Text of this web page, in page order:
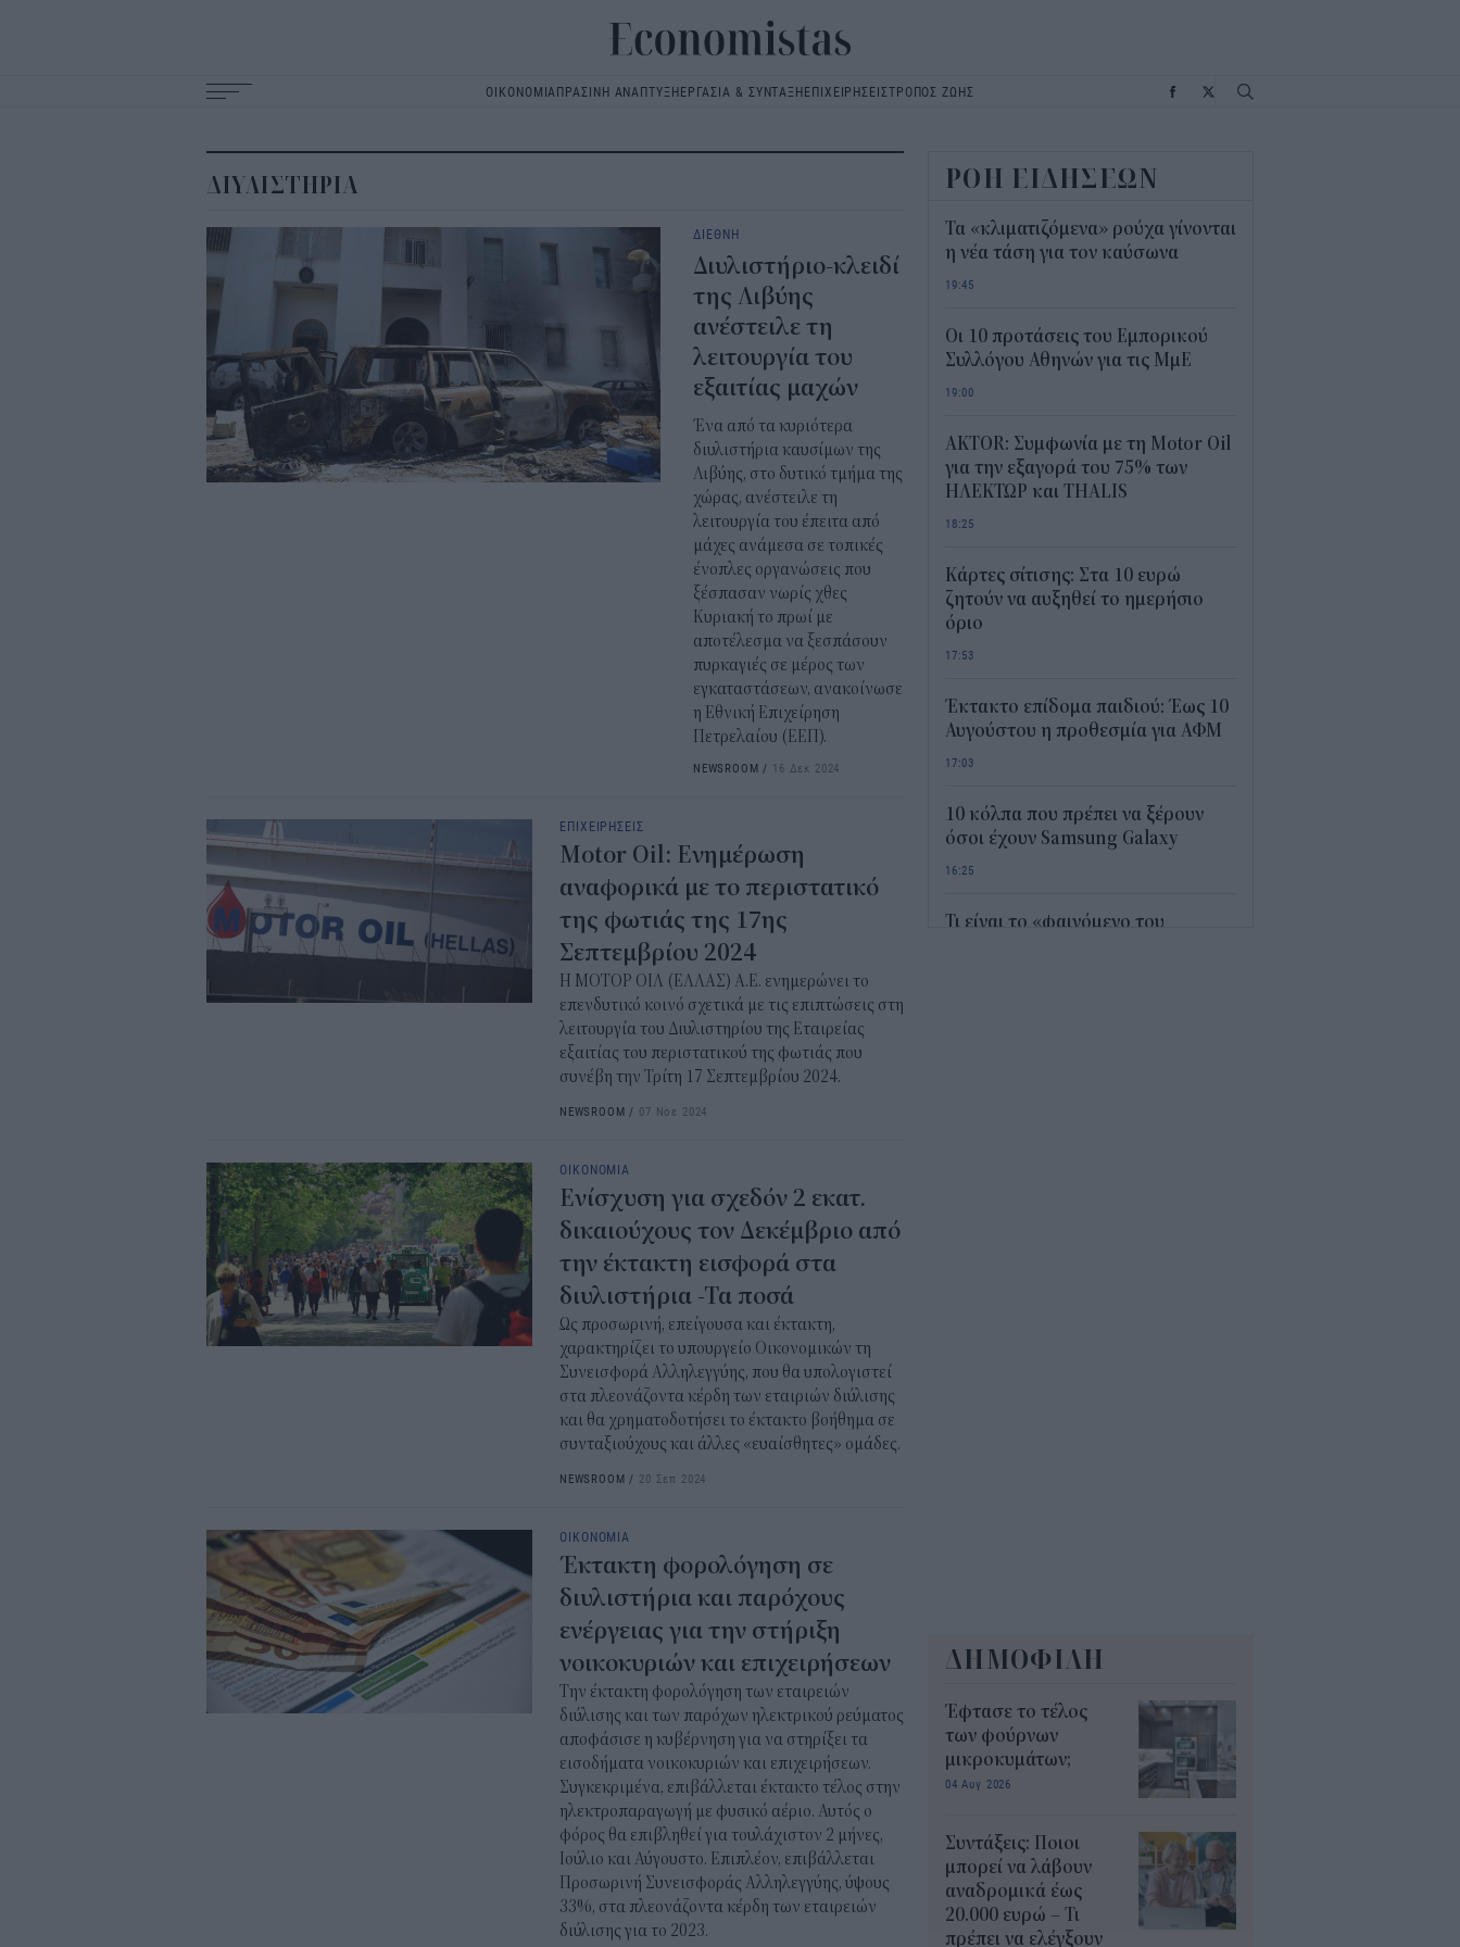
ΟΙΚΟΝΟΜΙΑΠΡΑΣΙΝΗ ΑΝΑΠΤΥΞΗΕΡΓΑΣΙΑ & ΣΥΝΤΑΞΗΕΠΙΧΕΙΡΗΣΕΙΣΤΡΟΠΟΣ ΖΩΗΣ
navigation
ΔΙΥΛΙΣΤΗΡΙΑ
ΔΙΕΘΝΗ
Διυλιστήριο-κλειδί
της Λιβύης
ανέστειλε τη
λειτουργία του
εξαιτίας μαχών
Ένα από τα κυριότερα
διυλιστήρια καυσίμων της
Λιβύης, στο δυτικό τμήμα της
χώρας, ανέστειλε τη
λειτουργία του έπειτα από
μάχες ανάμεσα σε τοπικές
ένοπλες οργανώσεις που
ξέσπασαν νωρίς χθες
Κυριακή το πρωί με
αποτέλεσμα να ξεσπάσουν
πυρκαγιές σε μέρος των
εγκαταστάσεων, ανακοίνωσε
η Εθνική Επιχείρηση
Πετρελαίου (ΕΕΠ).
NEWSROOM / 16 Δεκ 2024
ΕΠΙΧΕΙΡΗΣΕΙΣ
Motor Oil: Ενημέρωση
αναφορικά με το περιστατικό
της φωτιάς της 17ης
Σεπτεμβρίου 2024
Η ΜΟΤΟΡ ΟΙΛ (ΕΛΛΑΣ) Α.Ε. ενημερώνει το
επενδυτικό κοινό σχετικά με τις επιπτώσεις στη
λειτουργία του Διυλιστηρίου της Εταιρείας
εξαιτίας του περιστατικού της φωτιάς που
συνέβη την Τρίτη 17 Σεπτεμβρίου 2024.
NEWSROOM / 07 Νοε 2024
ΟΙΚΟΝΟΜΙΑ
Ενίσχυση για σχεδόν 2 εκατ.
δικαιούχους τον Δεκέμβριο από
την έκτακτη εισφορά στα
διυλιστήρια -Τα ποσά
Ως προσωρινή, επείγουσα και έκτακτη,
χαρακτηρίζει το υπουργείο Οικονομικών τη
Συνεισφορά Αλληλεγγύης, που θα υπολογιστεί
στα πλεονάζοντα κέρδη των εταιριών διύλισης
και θα χρηματοδοτήσει το έκτακτο βοήθημα σε
συνταξιούχους και άλλες «ευαίσθητες» ομάδες.
NEWSROOM / 20 Σεπ 2024
ΟΙΚΟΝΟΜΙΑ
Έκτακτη φορολόγηση σε
διυλιστήρια και παρόχους
ενέργειας για την στήριξη
νοικοκυριών και επιχειρήσεων
Την έκτακτη φορολόγηση των εταιρειών
διύλισης και των παρόχων ηλεκτρικού ρεύματος
αποφάσισε η κυβέρνηση για να στηρίξει τα
εισοδήματα νοικοκυριών και επιχειρήσεων.
Συγκεκριμένα, επιβάλλεται έκτακτο τέλος στην
ηλεκτροπαραγωγή με φυσικό αέριο. Αυτός ο
φόρος θα επιβληθεί για τουλάχιστον 2 μήνες,
Ιούλιο και Αύγουστο. Επιπλέον, επιβάλλεται
Προσωρινή Συνεισφοράς Αλληλεγγύης, ύψους
33%, στα πλεονάζοντα κέρδη των εταιρειών
διύλισης για το 2023.
ΡΟΗ ΕΙΔΗΣΕΩΝ
Τα «κλιματιζόμενα» ρούχα γίνονται
η νέα τάση για τον καύσωνα
19:45
Οι 10 προτάσεις του Εμπορικού
Συλλόγου Αθηνών για τις ΜμΕ
19:00
AKTOR: Συμφωνία με τη Motor Oil
για την εξαγορά του 75% των
ΗΛΕΚΤΩΡ και THALIS
18:25
Κάρτες σίτισης: Στα 10 ευρώ
ζητούν να αυξηθεί το ημερήσιο
όριο
17:53
Έκτακτο επίδομα παιδιού: Έως 10
Αυγούστου η προθεσμία για ΑΦΜ
17:03
10 κόλπα που πρέπει να ξέρουν
όσοι έχουν Samsung Galaxy
16:25
Τι είναι το «φαινόμενο του
ΔΗΜΟΦΙΛΗ
Έφτασε το τέλος
των φούρνων
μικροκυμάτων;
04 Αυγ 2026
Συντάξεις: Ποιοι
μπορεί να λάβουν
αναδρομικά έως
20.000 ευρώ – Τι
πρέπει να ελέγξουν